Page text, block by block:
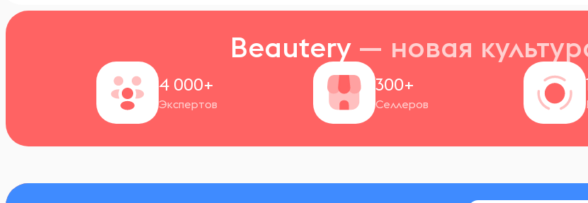
Beautery — новая
4 000+
Экспертов
300+
Селлеров